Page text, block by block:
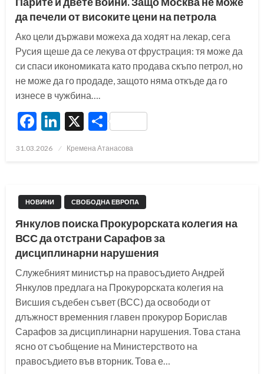
да печели от високите цени на петрола
Ако цели държави можеха да ходят на лекар, сега
Русия щеше да се лекува от фрустрация: тя може да
си спаси икономиката като продава скъпо петрол, но
не може да го продаде, защото няма откъде да го
изнесе в чужбина….
Facebook
LinkedIn
X Share
Posted
31.03.2026 Кремена Атанасова
НОВИНИ СВОБОДНА ЕВРОПА
Янкулов поиска Прокурорската колегия на
ВСС да отстрани Сарафов за
дисциплинарни нарушения
Служебният министър на правосъдието Андрей
Янкулов предлага на Прокурорската колегия на
Висшия съдебен съвет (ВСС) да освободи от
длъжност временния главен прокурор Борислав
Сарафов за дисциплинарни нарушения. Това стана
ясно от съобщение на Министерството на
правосъдието във вторник. Това е…